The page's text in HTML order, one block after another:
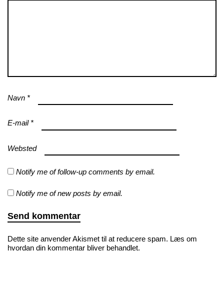
Navn *
E-mail *
Websted
Notify me of follow-up comments by email.
Notify me of new posts by email.
Dette site anvender Akismet til at reducere spam. Læs om
hvordan din kommentar bliver behandlet.